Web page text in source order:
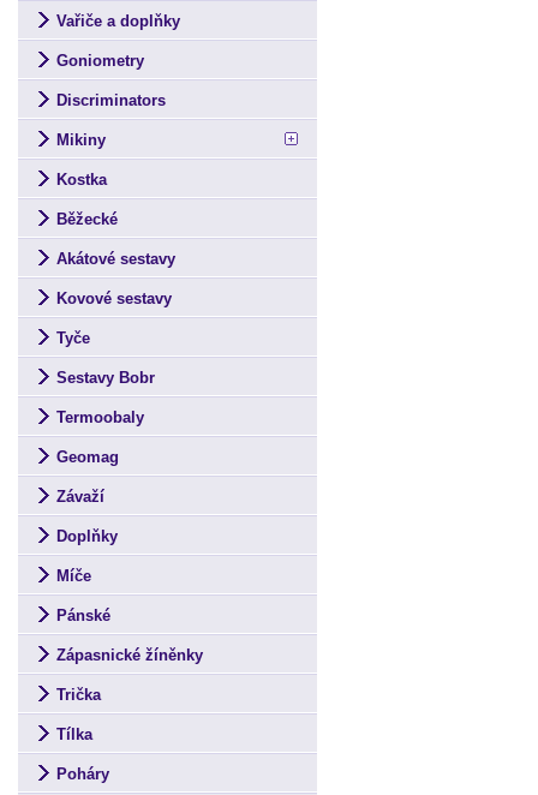
Vařiče a doplňky
Goniometry
Discriminators
Mikiny
Kostka
Běžecké
Akátové sestavy
Kovové sestavy
Tyče
Sestavy Bobr
Termoobaly
Geomag
Závaží
Doplňky
Míče
Pánské
Zápasnické žíněnky
Trička
Tílka
Poháry